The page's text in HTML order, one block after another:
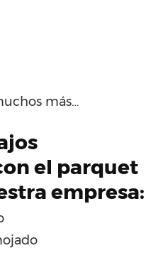
más…
el parquet
empresa: